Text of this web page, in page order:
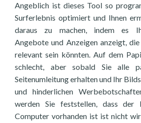
Angeblich ist dieses Tool so
Surferlebnis optimiert und Ihnen
daraus zu machen, indem es
Angebote und Anzeigen anzeigt,
relevant sein könnten. Auf dem
schlecht, aber sobald Sie alle
Seitenumleitung erhalten und Ihr
und hinderlichen
werden Sie feststellen, dass der
Computer vorhanden ist ist nicht